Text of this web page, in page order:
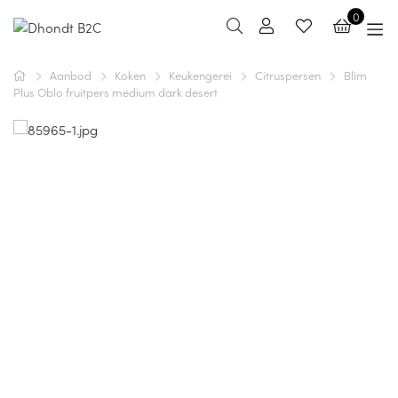
0
Aanbod Koken Keukengerei Citruspersen
Blim
Plus Oblo fruitpers medium dark desert